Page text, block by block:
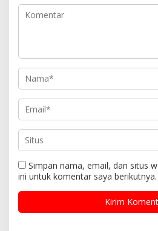
Simpan nama, email, dan situs
ini untuk komentar saya berikutnya.